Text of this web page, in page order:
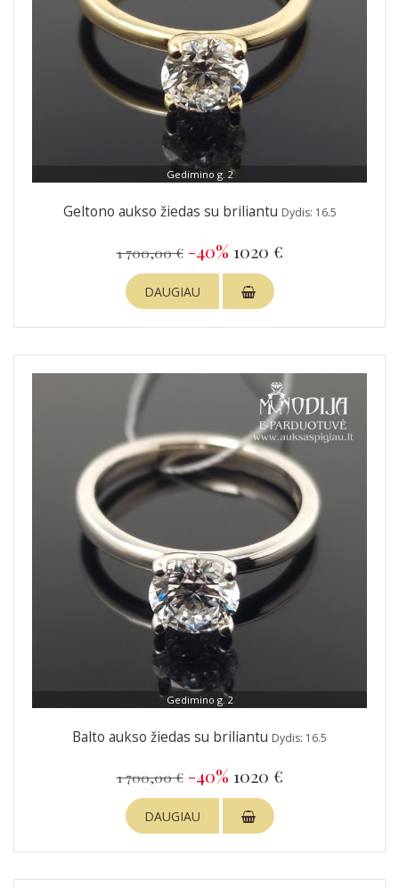
Gedimino g. 2
Geltono aukso žiedas su briliantu Dydis: 16.5
1 700,00 € -40% 1020 €
DAUGIAU
Gedimino g. 2
Balto aukso žiedas su briliantu Dydis: 16.5
1 700,00 € -40% 1020 €
DAUGIAU